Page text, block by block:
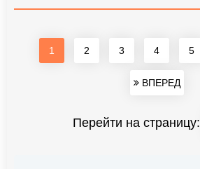
1 2 3 4 5
ВПЕРЕД
Перейти на страницу: